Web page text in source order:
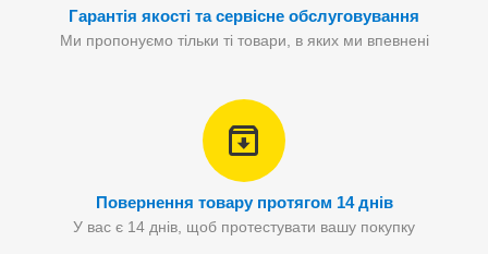
Гарантія якості та сервісне обслуговування
Ми пропонуємо тільки ті товари, в яких ми впевнені
Повернення товару протягом 14 днів
У вас є 14 днів, щоб протестувати вашу покупку